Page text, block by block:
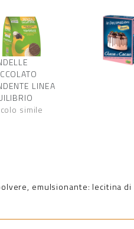
LINEA
simile
emulsionante: lecitina